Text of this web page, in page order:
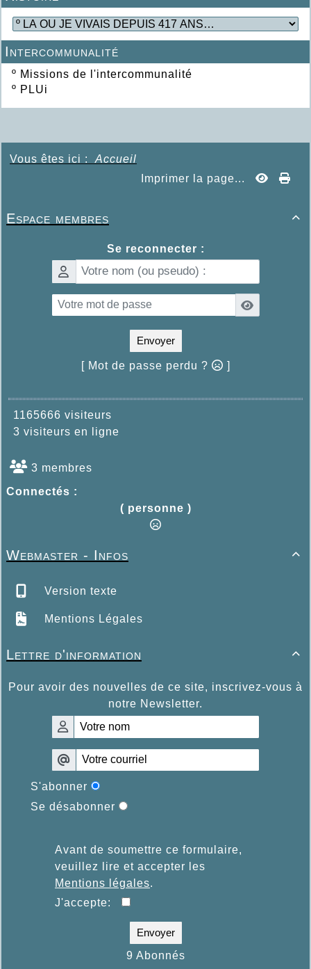
Intercommunalité
º Missions de l'intercommunalité
º PLUi
Vous êtes ici : Accueil
Imprimer la page...

Espace membres
Se reconnecter :
Envoyer
[ Mot de passe perdu ? ]
1165666 visiteurs
3 visiteurs en ligne
3 membres
Connectés :
( personne )

Webmaster - Infos
Version texte
Mentions Légales

Lettre d'information
Pour avoir des nouvelles de ce site, inscrivez-vous à
notre Newsletter.
S'abonner
Se désabonner
Avant de soumettre ce formulaire,
veuillez lire et accepter les
Mentions légales.
J'accepte:
Envoyer
9 Abonnés